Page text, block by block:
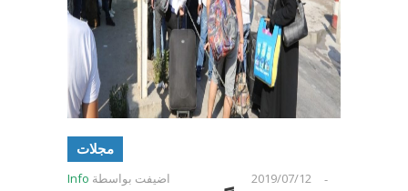
مجلات
اضيفت بواسطة Info -
2019/07/12